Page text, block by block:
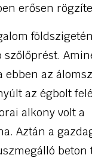
erősen
szőlőprést.
ebben az
az égbolt
alkony volt a
Aztán a
beton